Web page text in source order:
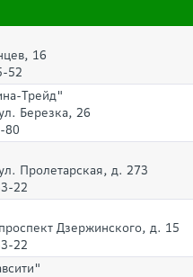
16
52
Трейд"
Березка, 26
80
Пролетарская, д. 273
22
Дзержинского, д. 15
22